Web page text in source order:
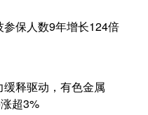
保人数9年增长124倍
释驱动，有色金属
超3%